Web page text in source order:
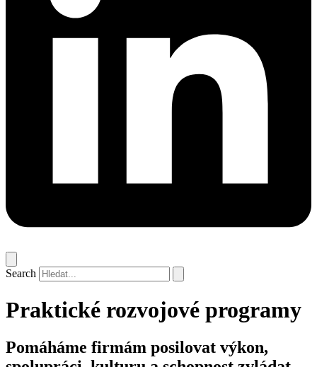
Search
Praktické rozvojové programy
Pomáháme firmám posilovat výkon,